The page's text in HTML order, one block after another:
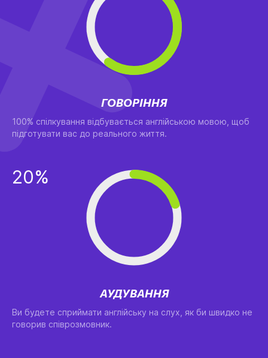
ГОВОРІННЯ
100% спілкування відбувається англійською мовою, щоб
підготувати вас до реального життя.
20%
АУДУВАННЯ
Ви будете сприймати англійську на слух, як би швидко не
говорив співрозмовник.